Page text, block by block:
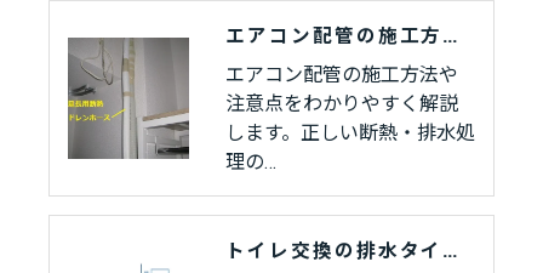
エアコン配管の施工方法を徹底解説！トラブルを防ぐための重要ポイントとは
エアコン配管の施工方法や
注意点をわかりやすく解説
します。正しい断熱・排水処
理の…
トイレ交換の排水タイプとは？